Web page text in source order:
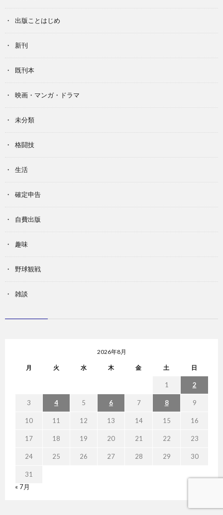
出版ことはじめ
新刊
既刊本
映画・マンガ・ドラマ
未分類
格闘技
生活
確定申告
自費出版
趣味
野球観戦
雑談
2026年8月
月 火 水 木 金 土 日
1 2
3 4 5 6 7 8 9
10 11 12 13 14 15 16
17 18 19 20 21 22 23
24 25 26 27 28 29 30
31
« 7月